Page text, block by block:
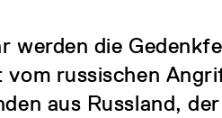
werden die
russischen
aus Russland,